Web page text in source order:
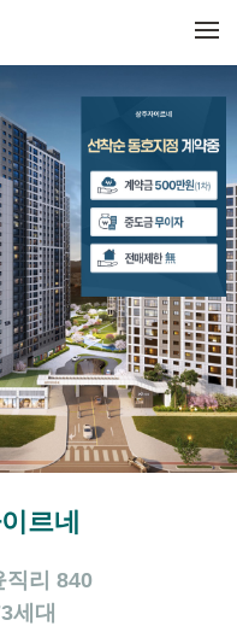
르네
직리 840
세대